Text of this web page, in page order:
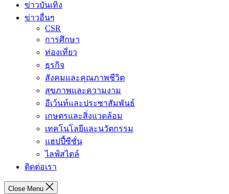
ข่าวบันเทิง
ข่าวอื่นๆ
CSR
การศึกษา
ท่องเที่ยว
ธุรกิจ
สังคมและคุณภาพชีวิต
สุขภาพและความงาม
อีเว้นท์และประชาสัมพันธ์
เกษตรและสิ่งแวดล้อม
เทคโนโลยีและนวัตกรรม
แฮปปี้ซีซั่น
ไลฟ์สไตล์
ติดต่อเรา
Close Menu